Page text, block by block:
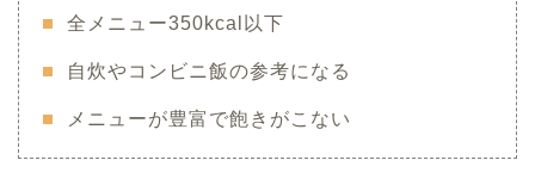
全メニュー350kcal以下
自炊やコンビニ飯の参考になる
メニューが豊富で飽きがこない